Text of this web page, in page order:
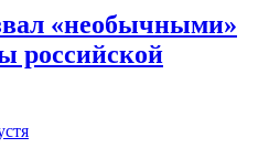
«необычными»
российской